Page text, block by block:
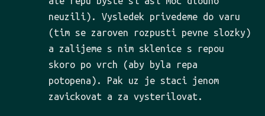
neuzili). Vysledek privedeme do varu
(tim se zaroven rozpusti pevne slozky)
a zalijeme s nim sklenice s repou
skoro po vrch (aby byla repa
potopena). Pak uz je staci jenom
zavickovat a za vysterilovat.